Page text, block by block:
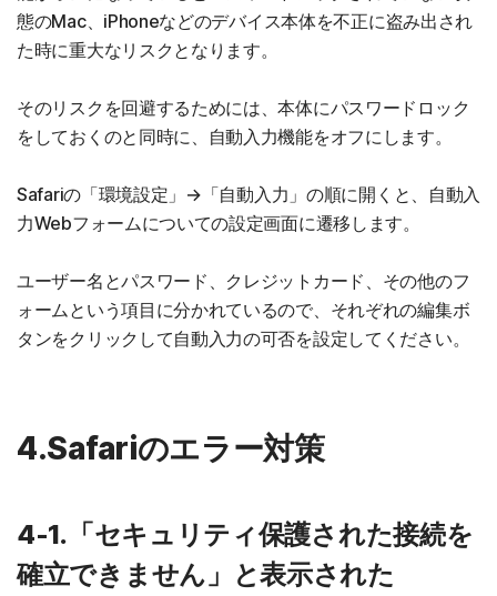
態のMac、iPhoneなどのデバイス本体を不正に盗み出され
た時に重大なリスクとなります。
そのリスクを回避するためには、本体にパスワードロック
をしておくのと同時に、自動入力機能をオフにします。
Safariの「環境設定」→「自動入力」の順に開くと、自動入
力Webフォームについての設定画面に遷移します。
ユーザー名とパスワード、クレジットカード、その他のフ
ォームという項目に分かれているので、それぞれの編集ボ
タンをクリックして自動入力の可否を設定してください。
4.Safariのエラー対策
4-1.「セキュリティ保護された接続を
確立できません」と表示された